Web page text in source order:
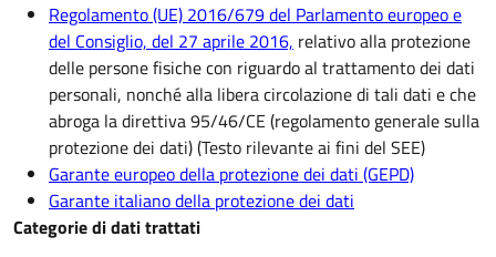
Regolamento (UE) 2016/679 del Parlamento europeo e
del Consiglio, del 27 aprile 2016, relativo alla protezione
delle persone fisiche con riguardo al trattamento dei dati
personali, nonché alla libera circolazione di tali dati e che
abroga la direttiva 95/46/CE (regolamento generale sulla
protezione dei dati) (Testo rilevante ai fini del SEE)
Garante europeo della protezione dei dati (GEPD)
Garante italiano della protezione dei dati
Categorie di dati trattati